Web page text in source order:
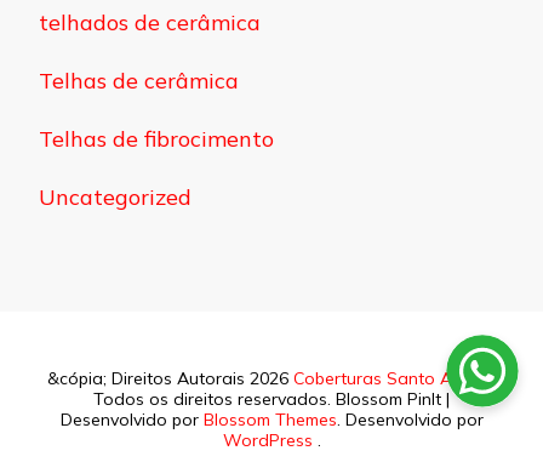
telhados de cerâmica
Telhas de cerâmica
Telhas de fibrocimento
Uncategorized
&cópia; Direitos Autorais 2026 Coberturas Santo Amaro.
Todos os direitos reservados. Blossom PinIt |
Desenvolvido por Blossom Themes. Desenvolvido por
WordPress .